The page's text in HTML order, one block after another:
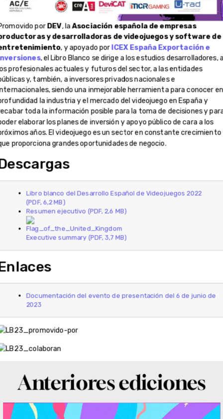
porDEV, laAsociación española de empresas
y desarrolladoras de videojuegos y software de
, y apoyado porICEX España Exportación e
, el Libro Blanco se dirige a los estudios desarrolladores,
profesionales actuales y futuros del sector, a las entidades
y, también, a inversores privados nacionales e
siendo una inmejorable herramienta para conocer en
la industria y el mercado del videojuego en España y
toda la información posible para la toma de decisiones y
elaborar los planes de inversión y apoyo público de cara a los
años. El videojuego es un sector en constante crecimiento
proporciona grandes oportunidades de negocio.
Libro blanco del Desarrollo Español de Videojuegos 2022
(PDF, 6,2 MB)
Resumen ejecutivo (PDF, 2,6 MB)
Executive summary (PDF, 3,7 MB)
Documentación del evento de presentación del 6 de junio de
2023
Anteriores ediciones